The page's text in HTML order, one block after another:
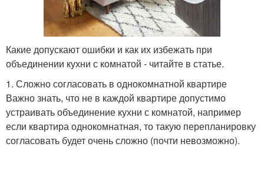
Какие допускают ошибки и как их избежать при
объединении кухни с комнатой - читайте в статье.
1. Сложно согласовать в однокомнатной квартире
Важно знать, что не в каждой квартире допустимо
устраивать объединение кухни с комнатой, например
если квартира однокомнатная, то такую перепланировку
согласовать будет очень сложно (почти невозможно).